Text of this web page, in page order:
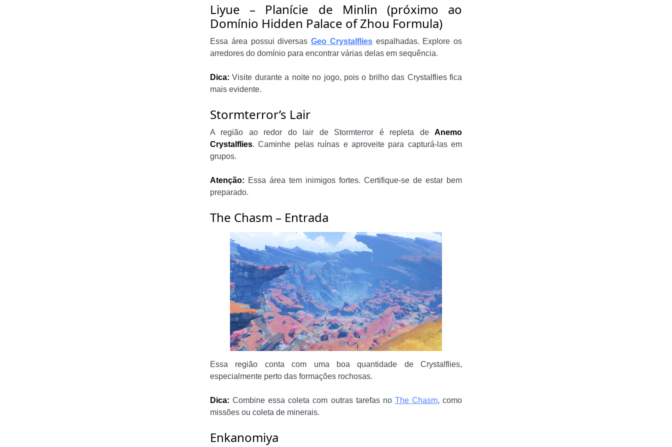
Liyue – Planície de Minlin (próximo ao
Domínio Hidden Palace of Zhou Formula)
Essa área possui diversas Geo Crystalfliesespalhadas. Explore os
arredores do domínio para encontrar várias delas em sequência.
Dica: Visite durante a noite no jogo, pois o brilho das Crystalflies fica
mais evidente.
Stormterror’s Lair
A região ao redor do lair de Stormterror é repleta de Anemo
Crystalflies. Caminhe pelas ruínas e aproveite para capturá-las em
grupos.
Atenção: Essa área tem inimigos fortes. Certifique-se de estar bem
preparado.
The Chasm – Entrada
Essa região conta com uma boa quantidade de Crystalflies,
especialmente perto das formações rochosas.
Dica: Combine essa coleta com outras tarefas no The Chasm, como
missões ou coleta de minerais.
Enkanomiya